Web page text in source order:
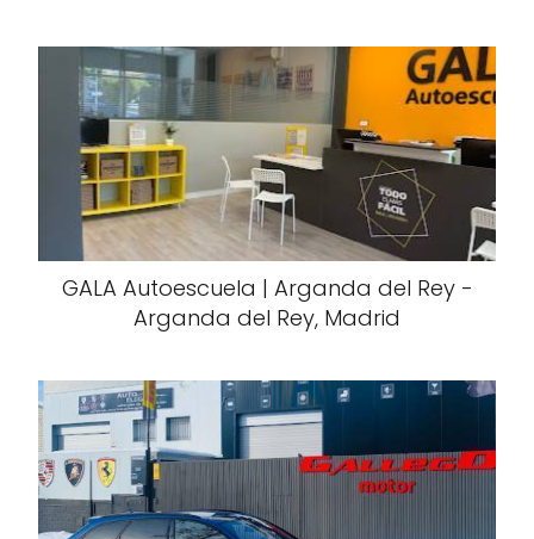
GALA Autoescuela | Arganda del Rey -
Arganda del Rey, Madrid